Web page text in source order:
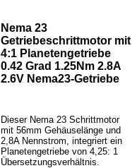
Nema 23
Getriebeschrittmotor mit
4:1 Planetengetriebe
0.42 Grad 1.25Nm 2.8A
2.6V Nema23-Getriebe
Dieser Nema 23 Schrittmotor
mit 56mm Gehäuselänge und
2,8A Nennstrom, integriert ein
Planetengetriebe von 4,25: 1
Übersetzungsverhältnis.